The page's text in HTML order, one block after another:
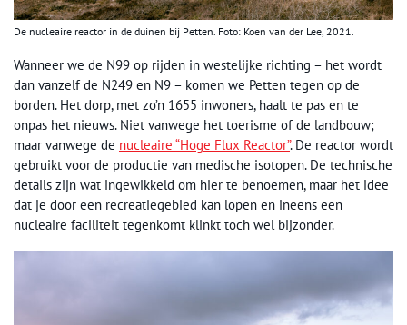
De nucleaire reactor in de duinen bij Petten. Foto: Koen van der Lee, 2021.
Wanneer we de N99 op rijden in westelijke richting – het wordt
dan vanzelf de N249 en N9 – komen we Petten tegen op de
borden. Het dorp, met zo’n 1655 inwoners, haalt te pas en te
onpas het nieuws. Niet vanwege het toerisme of de landbouw;
maar vanwege de nucleaire “Hoge Flux Reactor”. De reactor wordt
gebruikt voor de productie van medische isotopen. De technische
details zijn wat ingewikkeld om hier te benoemen, maar het idee
dat je door een recreatiegebied kan lopen en ineens een
nucleaire faciliteit tegenkomt klinkt toch wel bijzonder.